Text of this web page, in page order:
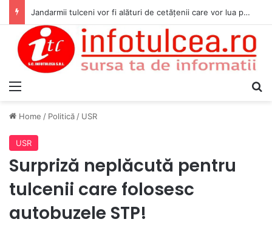
Jandarmii tulceni vor fi alături de cetățenii care vor lua parte la Festivalul Folk Țestos
Home / Politică / USR
USR
Surpriză neplăcută pentru
tulcenii care folosesc
autobuzele STP!